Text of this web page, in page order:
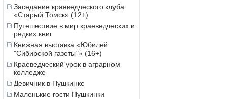
Заседание краеведческого клуба
«Старый Томск» (12+)
Путешествие в мир краеведческих и
редких книг
Книжная выставка «Юбилей
"Сибирской газеты"» (16+)
Краеведческий урок в аграрном
колледже
Девичник в Пушкинке
Маленькие гости Пушкинки